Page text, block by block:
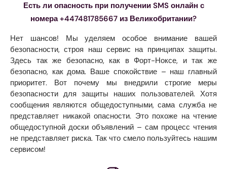
Есть ли опасность при получении SMS онлайн с
номера +447481785667 из Великобритании?
Нет шансов! Мы уделяем особое внимание вашей
безопасности, строя наш сервис на принципах защиты.
Здесь так же безопасно, как в Форт-Ноксе, и так же
безопасно, как дома. Ваше спокойствие – наш главный
приоритет. Вот почему мы внедрили строгие меры
безопасности для защиты наших пользователей. Хотя
сообщения являются общедоступными, сама служба не
представляет никакой опасности. Это похоже на чтение
общедоступной доски объявлений – сам процесс чтения
не представляет риска. Так что смело пользуйтесь нашим
сервисом!